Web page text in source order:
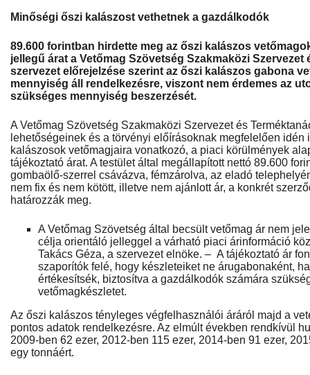
Minőségi őszi kalászost vethetnek a gazdálkodók
89.600 forintban hirdette meg az őszi kalászos
jellegű árat a Vetőmag Szövetség Szakmaközi Szervezet
szervezet előrejelzése szerint az őszi kalászos gabona
mennyiség áll rendelkezésre, viszont nem érdemes az
szükséges mennyiség beszerzését.
A Vetőmag Szövetség Szakmaközi Szervezet és
lehetőségeinek és a törvényi előírásoknak megfelelően idén
kalászosok vetőmagjaira vonatkozó, a piaci körülmények
tájékoztató árat. A testület által megállapított nettó 89.600
gombaölő-szerrel csávázva, fémzárolva, az eladó
nem fix és nem kötött, illetve nem ajánlott ár, a konkrét
határozzák meg.
A Vetőmag Szövetség által becsült vetőmag ár nem
célja orientáló jelleggel a várható piaci árinformáció
Takács Géza, a szervezet elnöke. – A tájékoztató ár
szaporítók felé, hogy készleteiket ne árugabonaként,
értékesítsék, biztosítva a gazdálkodók számára
vetőmagkészletet.
Az őszi kalászos tényleges végfelhasználói áráról majd a
pontos adatok rendelkezésre. Az elmúlt években rendkívül
2009-ben 62 ezer, 2012-ben 115 ezer, 2014-ben 91 ezer,
egy tonnáért.